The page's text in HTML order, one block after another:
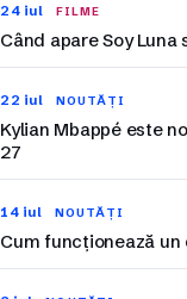
24 iul FILME
Când apare Soy Luna
22 iul NOUTĂȚI
Kylian Mbappé este
27
14 iul NOUTĂȚI
Cum funcționează